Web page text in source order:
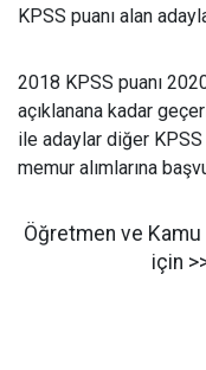
KPSS puanı alan
2018 KPSS puanı
açıklanana kadar
ile adaylar diğer KPSS
memur alımlarına
Öğretmen ve Kamu
için